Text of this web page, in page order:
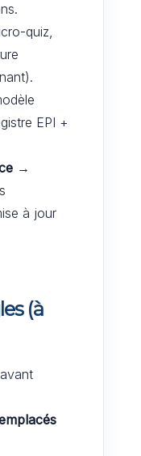
quiz,
EPI +
→
à jour
(à
avant